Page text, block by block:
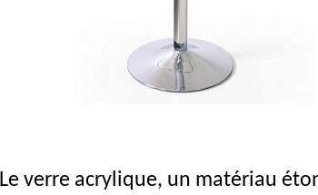
Le verre acrylique, un matériau